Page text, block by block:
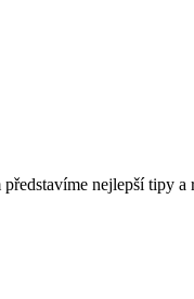
nejlepší tipy